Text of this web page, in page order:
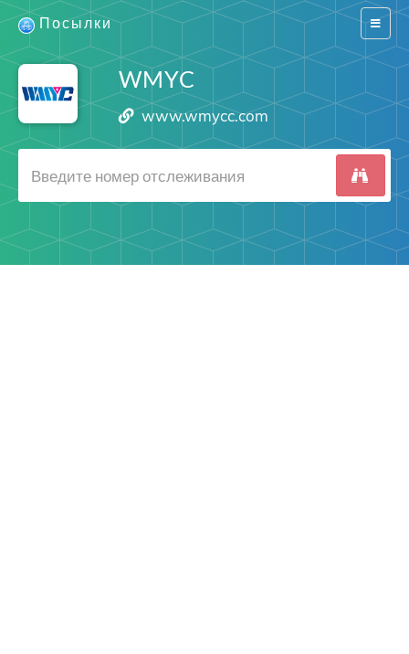
Switch
Посылки
WMYC
www.wmycc.com